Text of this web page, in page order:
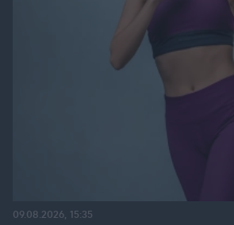
09.08.2026, 15:35